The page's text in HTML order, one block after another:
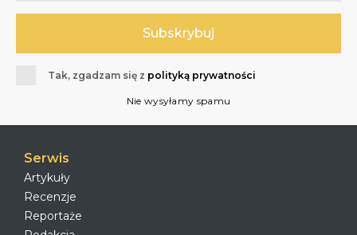
Tak, zgadzam się z polityką prywatności
Nie wysyłamy spamu
Serwis
Artykuły
Recenzje
Reportaże